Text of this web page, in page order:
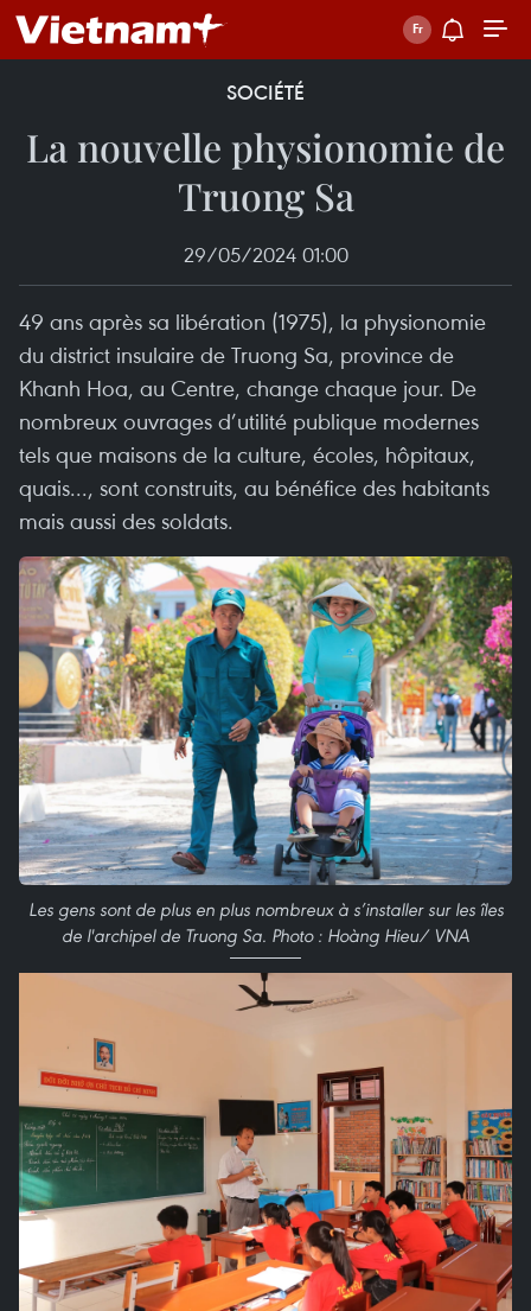
SOCIÉTÉ
La nouvelle physionomie de
Truong Sa
29/05/2024 01:00
49 ans après sa libération (1975), la physionomie
du district insulaire de Truong Sa, province de
Khanh Hoa, au Centre, change chaque jour. De
nombreux ouvrages d’utilité publique modernes
tels que maisons de la culture, écoles, hôpitaux,
quais..., sont construits, au bénéfice des habitants
mais aussi des soldats.
Les gens sont de plus en plus nombreux à s’installer sur les îles
de l'archipel de Truong Sa. Photo : Hoàng Hieu/ VNA